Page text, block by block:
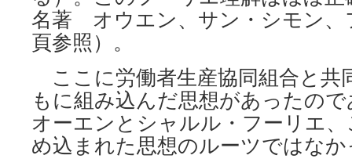
名著 オウエン、サン・シモン、
頁参照）。
ここに労働者生産協同組合と共
もに組み込んだ思想があったの
オーエンとシャルル・フーリエ
め込まれた思想のルーツではな